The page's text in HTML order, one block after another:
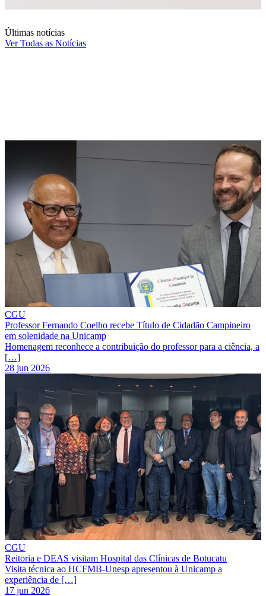
Últimas notícias
Ver Todas as Notícias
CGU
Professor Fernando Coelho recebe Título de Cidadão Campineiro
em solenidade na Unicamp
Homenagem reconhece a contribuição do professor para a ciência, a
[…]
28 jun 2026
CGU
Reitoria e DEAS visitam Hospital das Clínicas de Botucatu
Visita técnica ao HCFMB-Unesp apresentou à Unicamp a
experiência de […]
17 jun 2026